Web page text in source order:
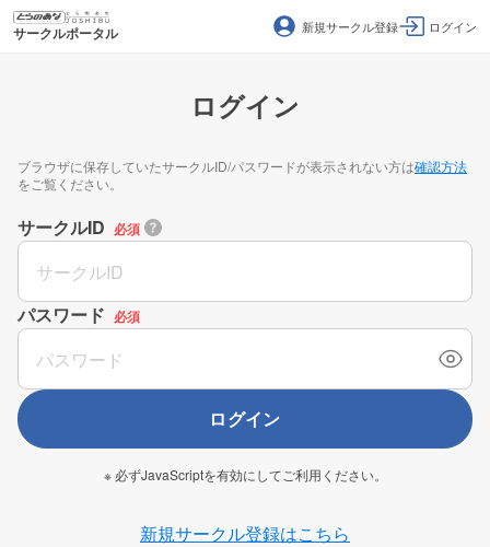
サークルポータル 新規サークル登録 ログイン
ログイン
ブラウザに保存していたサークルID/パスワードが表示されない方は確認方法
をご覧ください。
サークルID 必須
パスワード 必須
ログイン
※ 必ずJavaScriptを有効にしてご利用ください。
新規サークル登録はこちら